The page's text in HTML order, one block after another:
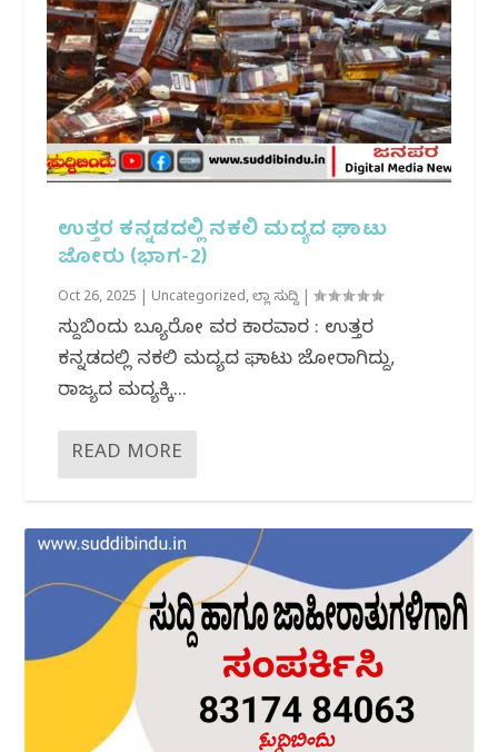
ಉತ್ತರ ಕನ್ನಡದಲ್ಲಿ ನಕಲಿ ಮದ್ಯದ ಘಾಟು
ಜೋರು (ಭಾಗ-2)
Oct 26, 2025 Uncategorized,ಜಿಲ್ಲಾ ಸುದ್ದಿ |
ಸುದ್ದಿಬಿಂದು ಬ್ಯೂರೋ‌ ವರದಿ ಕಾರವಾರ : ಉತ್ತರ
ಕನ್ನಡದಲ್ಲಿ ನಕಲಿ ಮದ್ಯದ ಘಾಟು ಜೋರಾಗಿದ್ದು,
ರಾಜ್ಯದ ಮದ್ಯಕ್ಕಿ...
READ MORE